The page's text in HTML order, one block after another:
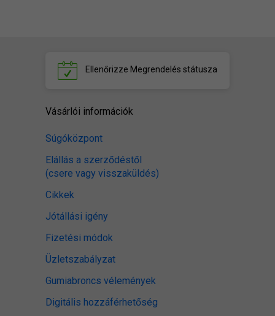
Ellenőrizze Megrendelés státusza
Vásárlói információk
Súgóközpont
Elállás a szerződéstől
(csere vagy visszaküldés)
Cikkek
Jótállási igény
Fizetési módok
Üzletszabályzat
Gumiabroncs vélemények
Digitális hozzáférhetőség